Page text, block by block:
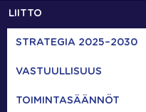
LIITTO
STRATEGIA 2025–2030
VASTUULLISUUS
TOIMINTASÄÄNNÖT